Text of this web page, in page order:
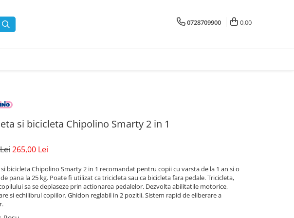
0728709900 0,00
si bicicleta Chipolino Smarty 2 in 1
265,00 Lei
bicicleta Chipolino Smarty 2 in 1 recomandat pentru copii cu varsta de la 1 an si o
pana la 25 kg. Poate fi utilizat ca tricicleta sau ca bicicleta fara pedale. Tricicleta,
sa se deplaseze prin actionarea pedalelor. Dezvolta abilitatile motorice,
si echilibrul copiilor. Ghidon reglabil in 2 pozitii. Sistem rapid de eliberare a